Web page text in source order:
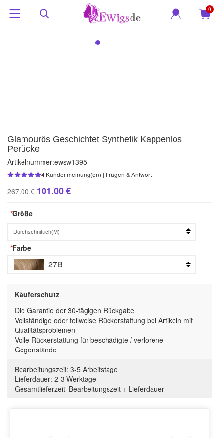
0
Glamourös Geschichtet Synthetik Kappenlos
Perücke
Artikelnummer:ewsw1395
4 Kundenmeinung(en) | Fragen & Antwort
267.00 € 101.00 €
*Größe
*Farbe
27B
Käuferschutz
Die Garantie der 30-tägigen Rückgabe
Vollständige oder teilweise Rückerstattung bei Artikeln mit
Qualitätsproblemen
Volle Rückerstattung für beschädigte / verlorene
Gegenstände
Bearbeitungszeit: 3-5 Arbeitstage
Lieferdauer: 2-3 Werktage
Gesamtlieferzeit: Bearbeitungszeit + Lieferdauer